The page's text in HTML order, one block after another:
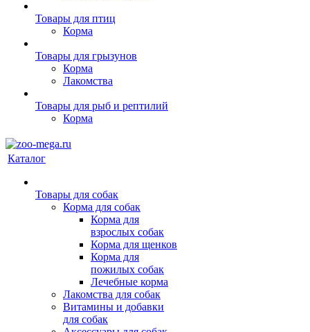
Товары для птиц
Корма
Товары для грызунов
Корма
Лакомства
Товары для рыб и рептилий
Корма
Каталог
Товары для собак
Корма для собак
Корма для
взрослых собак
Корма для щенков
Корма для
пожилых собак
Лечебные корма
Лакомства для собак
Витамины и добавки
для собак